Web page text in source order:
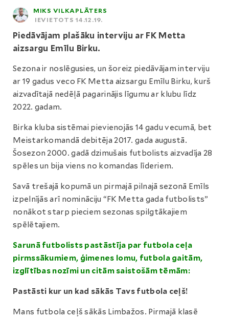
MIKS VILKAPLĀTERS
IEVIETOTS 14.12.19.
Piedāvājam plašāku interviju ar FK Metta
aizsargu Emīlu Birku.
Sezona ir noslēgusies, un šoreiz piedāvājam interviju
ar 19 gadus veco FK Metta aizsargu Emīlu Birku, kurš
aizvadītajā nedēļā pagarinājis līgumu ar klubu līdz
2022. gadam.
Birka kluba sistēmai pievienojās 14 gadu vecumā, bet
Meistarkomandā debitēja 2017. gada augustā.
Šosezon 2000. gadā dzimušais futbolists aizvadīja 28
spēles un bija viens no komandas līderiem.
Savā trešajā kopumā un pirmajā pilnajā sezonā Emīls
izpelnījās arī nomināciju “FK Metta gada futbolists”
nonākot starp pieciem sezonas spilgtākajiem
spēlētajiem.
Sarunā futbolists pastāstīja par futbola ceļa
pirmssākumiem, ģimenes lomu, futbola gaitām,
izglītības nozīmi un citām saistošām tēmām:
Pastāsti kur un kad sākās Tavs futbola ceļš!
Mans futbola ceļš sākās Limbažos. Pirmajā klasē